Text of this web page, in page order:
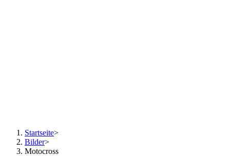
Startseite>
Bilder>
Motocross